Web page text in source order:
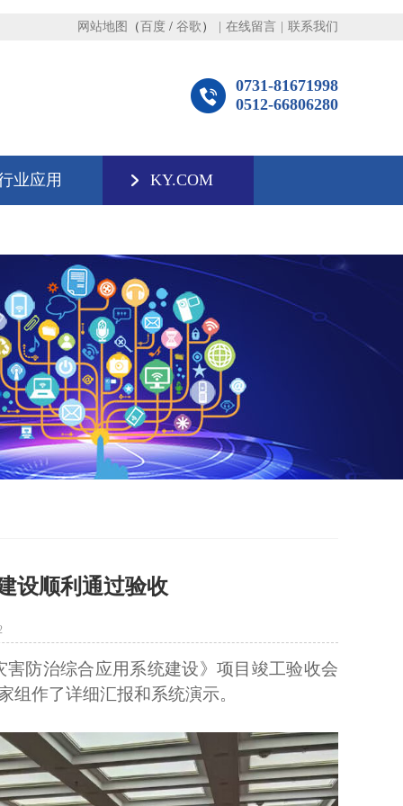
网站地图 （ 百度 / 谷歌 ） 在线留言 联系我们
0731-81671998
0512-66806280
业应用 KY.COM
设顺利通过验收
害防治综合应用系统建设》项目竣工验收会
作了详细汇报和系统演示。